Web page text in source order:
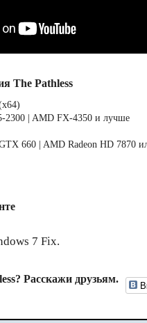
The Pathless
2300 | AMD FX-4350 и лучше
660 | AMD Radeon HD 7870
7 Fix.
Расскажи друзьям.